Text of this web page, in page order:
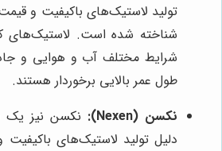
تولید لاستیک‌های باکیفیت و
شناخته شده است. لاستیک‌های
شرایط مختلف آب و هوایی و
طول عمر بالایی برخوردار هستند.
نکسن (Nexen):
نکسن نیز یک
دلیل تولید لاستیک‌های باکیفیت